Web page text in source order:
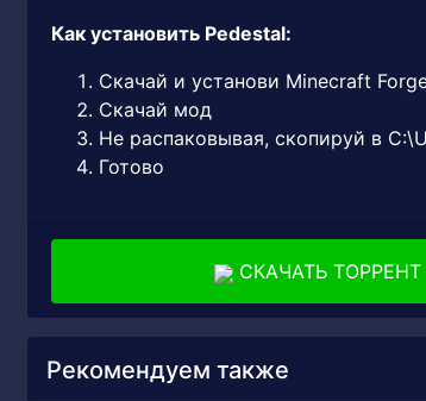
Как установить Pedestal:
Скачай и установи Minecraft
Скачай мод
Не распаковывая, скопируй в
Готово
СКАЧАТЬ ТОРРЕНТ
Рекомендуем также